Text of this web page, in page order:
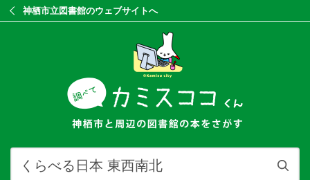
神栖市立図書館のウェブサイトへ